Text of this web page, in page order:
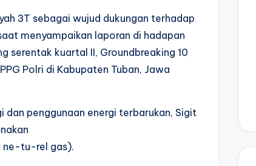
3T sebagai wujud dukungan terhadap
menyampaikan laporan di hadapan
serentak kuartal II, Groundbreaking 10
Polri di Kabupaten Tuban, Jawa
dan penggunaan energi terbarukan, Sigit
ne-tu-rel gas).